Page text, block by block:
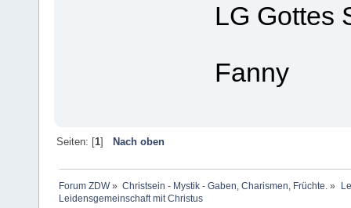
LG Gottes
Fanny
Seiten: [1] Nach oben
Forum ZDW» Christsein - Mystik - Gaben, Charismen, Früchte. »
Leidensgemeinschaft mit Christus